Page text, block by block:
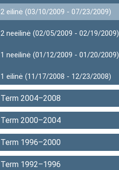
2 eilinė (03/10/2009 - 07/23/2009)
2 neeilinė (02/05/2009 - 02/19/2009)
1 neeilinė (01/12/2009 - 01/20/2009)
1 eilinė (11/17/2008 - 12/23/2008)
Term 2004–2008
Term 2000–2004
Term 1996–2000
Term 1992–1996